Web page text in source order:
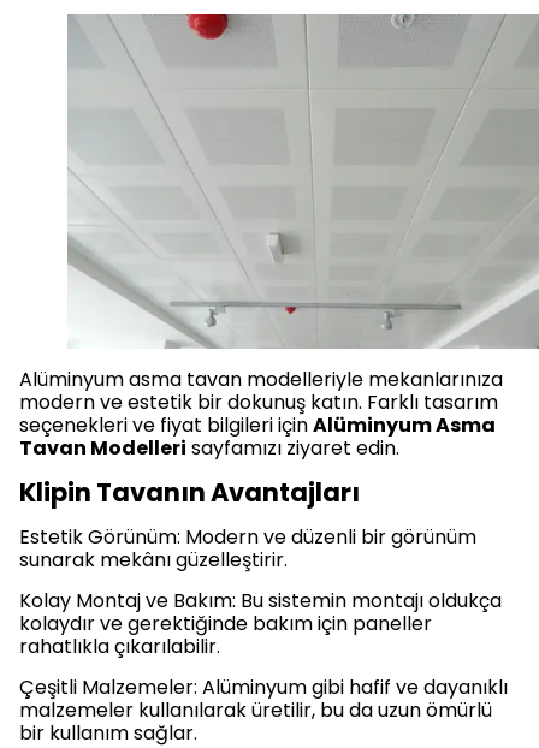
Alüminyum asma tavan modelleriyle mekanlarınıza
modern ve estetik bir dokunuş katın. Farklı tasarım
seçenekleri ve fiyat bilgileri içinAlüminyum Asma
Tavan Modelleri sayfamızı ziyaret edin.
Klipin Tavanın Avantajları
Estetik Görünüm: Modern ve düzenli bir görünüm
sunarak mekânı güzelleştirir.
Kolay Montaj ve Bakım: Bu sistemin montajı oldukça
kolaydır ve gerektiğinde bakım için paneller
rahatlıkla çıkarılabilir.
Çeşitli Malzemeler: Alüminyum gibi hafif ve dayanıklı
malzemeler kullanılarak üretilir, bu da uzun ömürlü
bir kullanım sağlar.